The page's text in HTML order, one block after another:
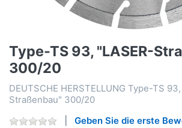
Type-TS 93, "LASER-
300/20
DEUTSCHE HERSTELLUNG Type-TS
Straßenbau" 300/20
Geben Sie die erste